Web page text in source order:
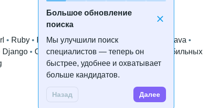
Большое обновление
поиска
Мы улучшили поиск
специалистов — теперь он
быстрее, удобнее и охватывает
больше кандидатов.
Назад Далее
• Ruby • PHP • Python • Программирование Java
Django • CakePHP • iOS • SQL • Разработка мобильных